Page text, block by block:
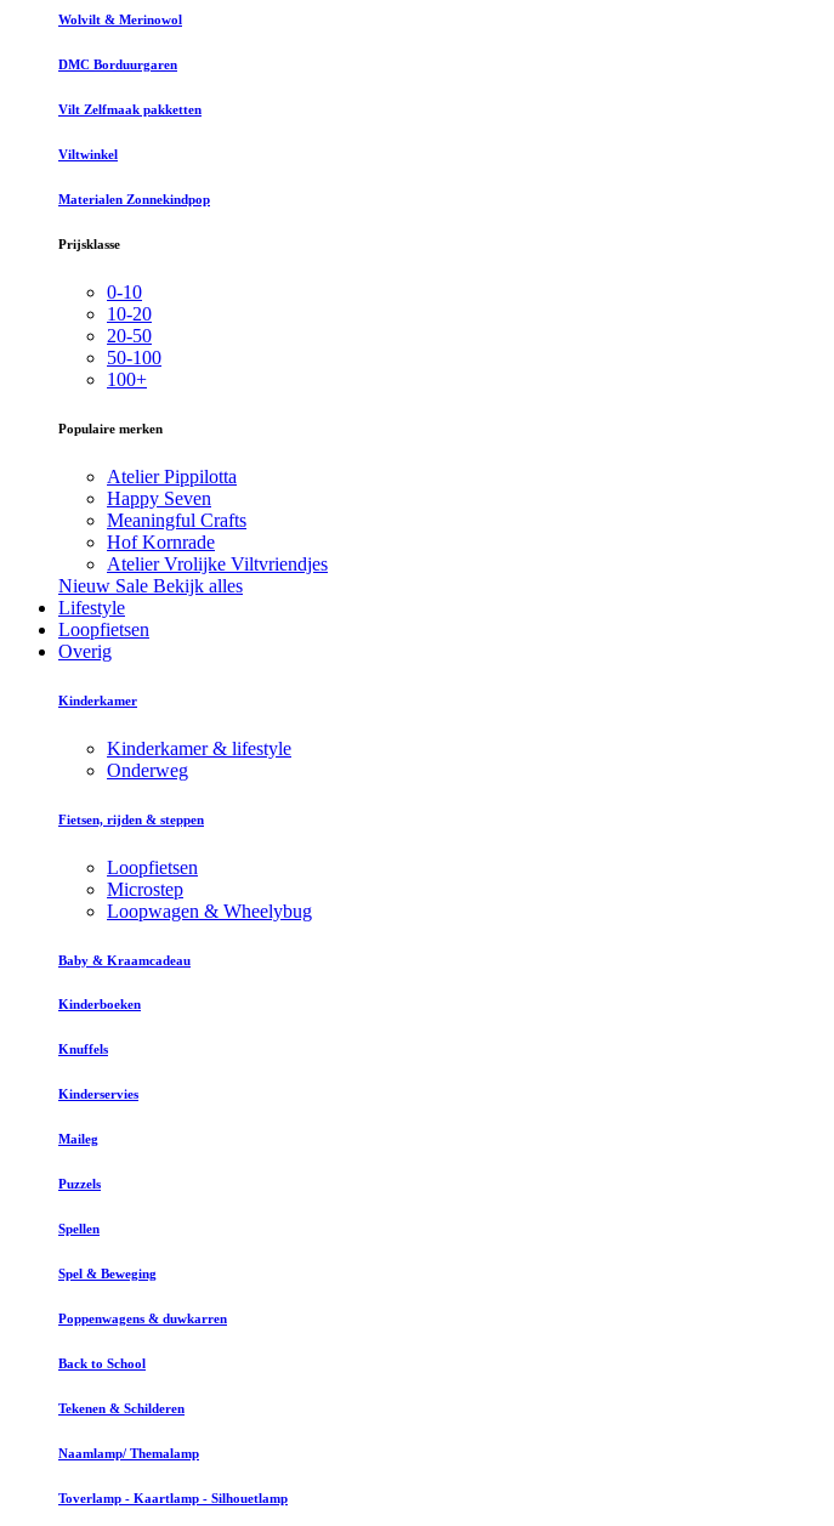
Wolvilt & Merinowol
DMC Borduurgaren
Vilt Zelfmaak pakketten
Viltwinkel
Materialen Zonnekindpop
Prijsklasse
0-10
10-20
20-50
50-100
100+
Populaire merken
Atelier Pippilotta
Happy Seven
Meaningful Crafts
Hof Kornrade
Atelier Vrolijke Viltvriendjes
Nieuw Sale Bekijk alles
Lifestyle
Loopfietsen
Overig
Kinderkamer
Kinderkamer & lifestyle
Onderweg
Fietsen, rijden & steppen
Loopfietsen
Microstep
Loopwagen & Wheelybug
Baby & Kraamcadeau
Kinderboeken
Knuffels
Kinderservies
Maileg
Puzzels
Spellen
Spel & Beweging
Poppenwagens & duwkarren
Back to School
Tekenen & Schilderen
Naamlamp/ Themalamp
Toverlamp - Kaartlamp - Silhouetlamp